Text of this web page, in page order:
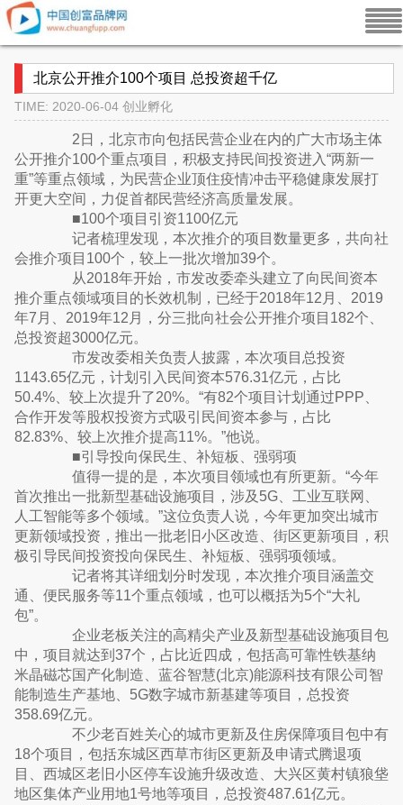
北京公开推介100个项目 总投资超千亿
TIME: 2020-06-04 创业孵化
2日，北京市向包括民营企业在内的广大市场主体
公开推介100个重点项目，积极支持民间投资进入“两新一
重”等重点领域，为民营企业顶住疫情冲击平稳健康发展打
开更大空间，力促首都民营经济高质量发展。
■100个项目引资1100亿元
记者梳理发现，本次推介的项目数量更多，共向社
会推介项目100个，较上一批次增加39个。
从2018年开始，市发改委牵头建立了向民间资本
推介重点领域项目的长效机制，已经于2018年12月、2019
年7月、2019年12月，分三批向社会公开推介项目182个、
总投资超3000亿元。
市发改委相关负责人披露，本次项目总投资
1143.65亿元，计划引入民间资本576.31亿元，占比
50.4%、较上次提升了20%。“有82个项目计划通过PPP、
合作开发等股权投资方式吸引民间资本参与，占比
82.83%、较上次推介提高11%。”他说。
■引导投向保民生、补短板、强弱项
值得一提的是，本次项目领域也有所更新。“今年
首次推出一批新型基础设施项目，涉及5G、工业互联网、
人工智能等多个领域。”这位负责人说，今年更加突出城市
更新领域投资，推出一批老旧小区改造、街区更新项目，积
极引导民间投资投向保民生、补短板、强弱项领域。
记者将其详细划分时发现，本次推介项目涵盖交
通、便民服务等11个重点领域，也可以概括为5个“大礼
包”。
企业老板关注的高精尖产业及新型基础设施项目包
中，项目就达到37个，占比近四成，包括高可靠性铁基纳
米晶磁芯国产化制造、蓝谷智慧(北京)能源科技有限公司智
能制造生产基地、5G数字城市新基建等项目，总投资
358.69亿元。
不少老百姓关心的城市更新及住房保障项目包中有
18个项目，包括东城区西草市街区更新及申请式腾退项
目、西城区老旧小区停车设施升级改造、大兴区黄村镇狼垡
地区集体产业用地1号地等项目，总投资487.61亿元。